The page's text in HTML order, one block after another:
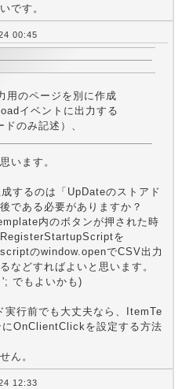
です。
00:45
用のページを別に作成
イベントに出力する
ドのみ記述）、
います。
するのは「UpDateのストアド
である必要がありますか？
内のボタンが押された時
を
のwindow.openでCSV出力
などすればよいと思います。
でもよいかも)
実行前でも大丈夫なら、ItemTe
OnClientClickを設定する方法
ん。
12:33